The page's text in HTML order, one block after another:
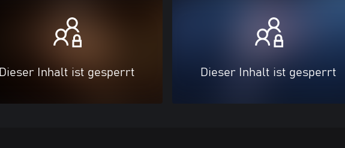
Dieser Inhalt ist gesperrt Dieser Inhalt ist gesperrt